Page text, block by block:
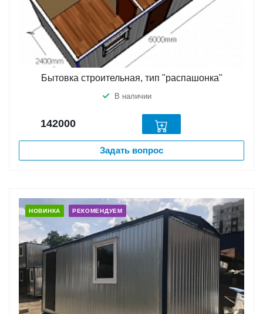
Бытовка строительная, тип "распашонка"
В наличии
142000
Задать вопрос
НОВИНКА РЕКОМЕНДУЕМ